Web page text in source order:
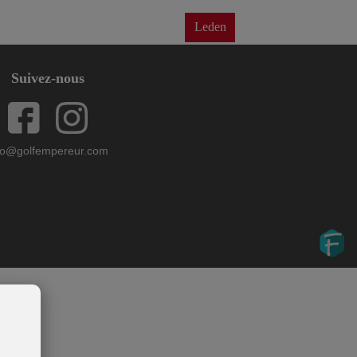
Leden
Suivez-nous